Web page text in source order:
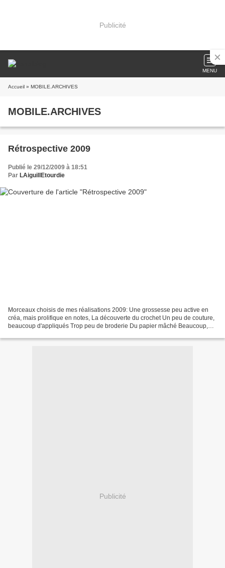
Publicité
MENU
Accueil » MOBILE.ARCHIVES
MOBILE.ARCHIVES
Rétrospective 2009
Publié le 29/12/2009 à 18:51
Par LAiguillEtourdie
Morceaux choisis de mes réalisations 2009: Une grossesse peu active en
créa, mais prolifique en notes, La découverte du crochet Un peu de couture,
beaucoup d'appliqués Trop peu de broderie Du papier mâché Beaucoup,
Publicité